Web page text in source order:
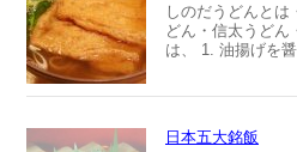
しのだうどんとは
どん・信太うどん
は、 1. 油揚げを醤
日本五大銘飯